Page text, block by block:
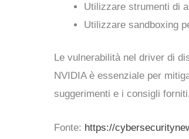
Utilizzare strumenti di
Utilizzare sandboxing
Le vulnerabilità nel driver di
NVIDIA è essenziale per
suggerimenti e i consigli
Fonte: https://